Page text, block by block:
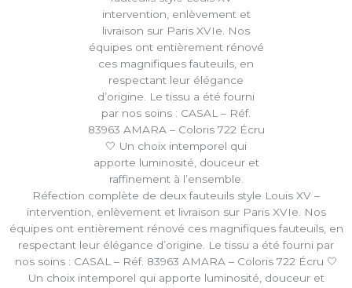
Réfection complète de deux fauteuils style Louis XV –
intervention, enlèvement et livraison sur Paris XVIe. Nos
équipes ont entièrement rénové ces magnifiques fauteuils, en
respectant leur élégance d’origine. Le tissu a été fourni par
nos soins : CASAL – Réf. 83963 AMARA – Coloris 722 Écru 🤍
Un choix intemporel qui apporte luminosité, douceur et